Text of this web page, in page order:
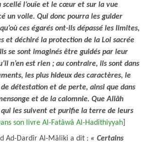
scellé l’ouïe et le cœur et sur la vue
un voile. Qui donc pourra les guider
ces égarés ont-ils dépassé les limites,
et déchiré la protection de la Loi sacrée
se sont imaginés être guidés par leur
n’en est rien ; au contraire, ils sont dans
les plus hideux des caractères, le
détestation et de perte, ainsi que dans
et de la calomnie. Que Allâh
qui les suivent et purifie la terre de leurs
son livre Al-Fatâwâ Al-Hadîthiyyah
Ad-Dardîr Al-Mâliki a dit : « Certains